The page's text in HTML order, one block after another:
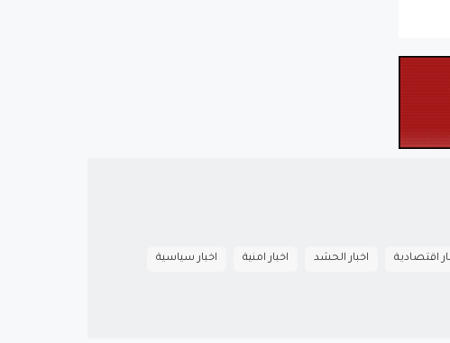
اقتصادية اخبار الحشد اخبار امنية اخبار سياسية